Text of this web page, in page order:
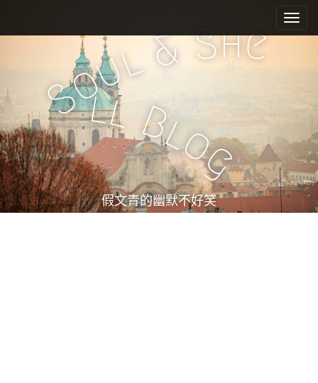
e
n
u
i
c
n
t
e
n
t
Soul&She
ll Bl
og
假文青的幽默不好笑